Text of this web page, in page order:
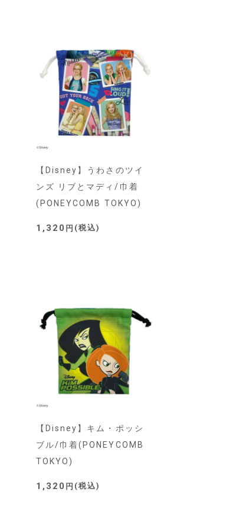
【Disney】うわさのツイ
ンズ リブとマディ/巾着
(PONEYCOMB TOKYO)
1,320 税込
【Disney】キム・ポッシ
ブル/巾着(PONEYCOMB
TOKYO)
1,320 税込